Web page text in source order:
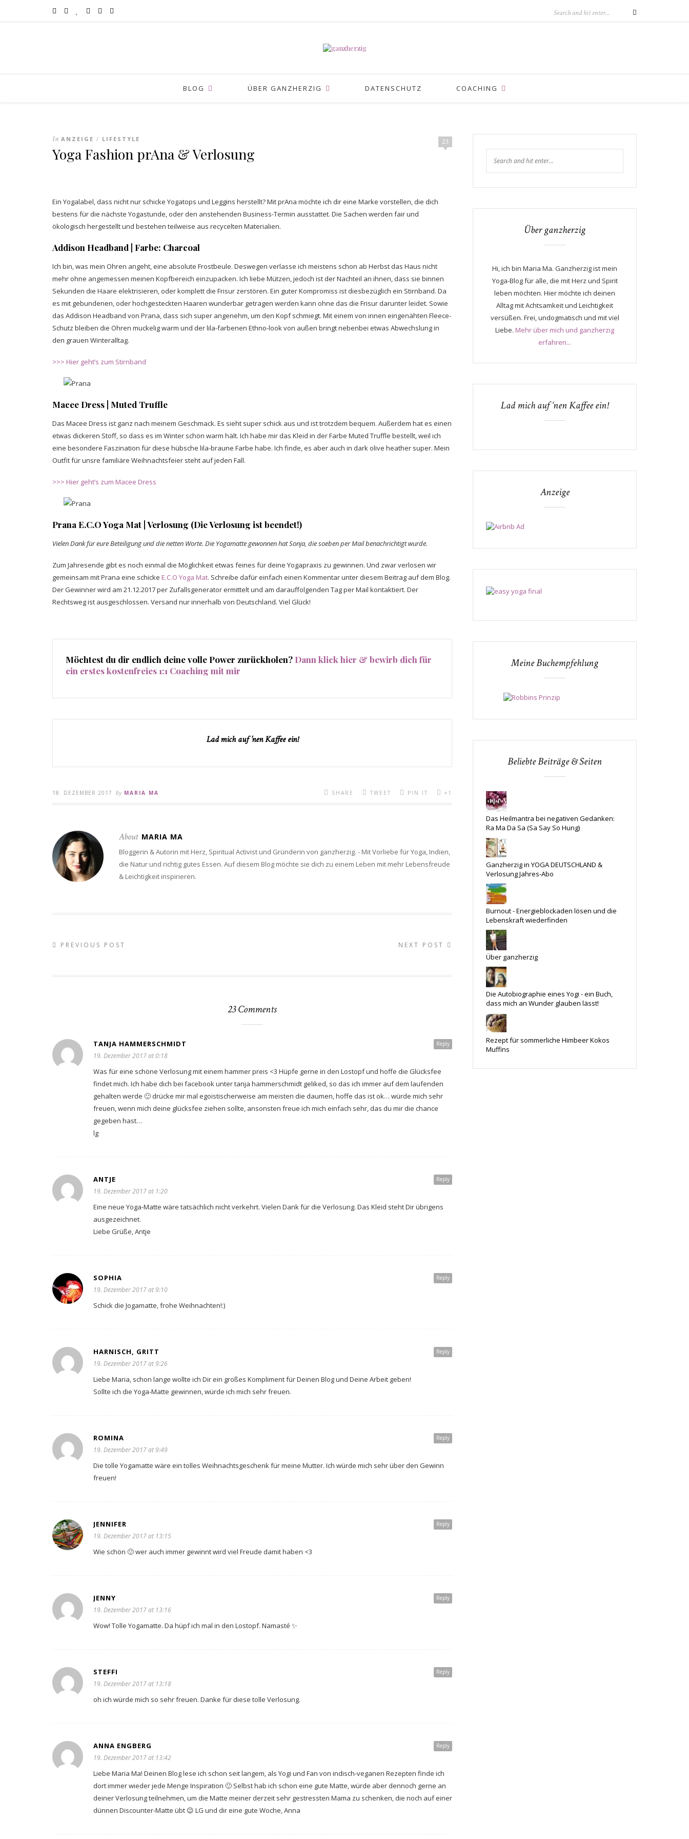
BLOG ÜBER GANZHERZIG DATENSCHUTZ COACHING
23
In ANZEIGE / LIFESTYLE
Yoga Fashion prAna & Verlosung
Ein Yogalabel, dass nicht nur schicke Yogatops und Leggins herstellt? Mit prAna möchte ich dir eine Marke vorstellen, die dich
bestens für die nächste Yogastunde, oder den anstehenden Business-Termin ausstattet. Die Sachen werden fair und
ökologisch hergestellt und bestehen teilweise aus recycelten Materialien.
Addison Headband | Farbe: Charcoal
Ich bin, was mein Ohren angeht, eine absolute Frostbeule. Deswegen verlasse ich meistens schon ab Herbst das Haus nicht
mehr ohne angemessen meinen Kopfbereich einzupacken. Ich liebe Mützen, jedoch ist der Nachteil an ihnen, dass sie binnen
Sekunden die Haare elektrisieren, oder komplett die Frisur zerstören. Ein guter Kompromiss ist diesbezüglich ein Stirnband. Da
es mit gebundenen, oder hochgesteckten Haaren wunderbar getragen werden kann ohne das die Frisur darunter leidet. Sowie
das Addison Headband von Prana, dass sich super angenehm, um den Kopf schmiegt. Mit einem von innen eingenähten Fleece-
Schutz bleiben die Ohren muckelig warm und der lila-farbenen Ethno-look von außen bringt nebenbei etwas Abwechslung in
den grauen Winteralltag.
>>> Hier geht’s zum Stirnband
Macee Dress | Muted Truffle
Das Macee Dress ist ganz nach meinem Geschmack. Es sieht super schick aus und ist trotzdem bequem. Außerdem hat es einen
etwas dickeren Stoff, so dass es im Winter schön warm hält. Ich habe mir das Kleid in der Farbe Muted Truffle bestellt, weil ich
eine besondere Faszination für diese hübsche lila-braune Farbe habe. Ich finde, es aber auch in dark olive heather super. Mein
Outfit für unsre familiäre Weihnachtsfeier steht auf jeden Fall.
>>> Hier geht’s zum Macee Dress
Prana E.C.O Yoga Mat | Verlosung (Die Verlosung ist beendet!)
Vielen Dank für eure Beteiligung und die netten Worte. Die Yogamatte gewonnen hat Sonja, die soeben per Mail benachrichtigt wurde.
Zum Jahresende gibt es noch einmal die Möglichkeit etwas feines für deine Yogapraxis zu gewinnen. Und zwar verlosen wir
gemeinsam mit Prana eine schicke E.C.O Yoga Mat. Schreibe dafür einfach einen Kommentar unter diesem Beitrag auf dem Blog.
Der Gewinner wird am 21.12.2017 per Zufallsgenerator ermittelt und am darauffolgenden Tag per Mail kontaktiert. Der
Rechtsweg ist ausgeschlossen. Versand nur innerhalb von Deutschland. Viel Glück!
Möchtest du dir endlich deine volle Power zurückholen? Dann klick hier & bewirb dich für
ein erstes kostenfreies 1:1 Coaching mit mir
Lad mich auf ’nen Kaffee ein!
18. DEZEMBER 2017 By MARIA MA SHARE TWEET PIN IT +1
About MARIA MA
Bloggerin & Autorin mit Herz, Spiritual Activist und Gründerin von ganzherzig. - Mit Vorliebe für Yoga, Indien,
die Natur und richtig gutes Essen. Auf diesem Blog möchte sie dich zu einem Leben mit mehr Lebensfreude
& Leichtigkeit inspirieren.
PREVIOUS POST NEXT POST
23 Comments
Reply
TANJA HAMMERSCHMIDT
19. Dezember 2017 at 0:18
Was für eine schöne Verlosung mit einem hammer preis <3 Hüpfe gerne in den Lostopf und hoffe die Glücksfee
findet mich. Ich habe dich bei facebook unter tanja hammerschmidt geliked, so das ich immer auf dem laufenden
gehalten werde 🙂 drücke mir mal egoistischerweise am meisten die daumen, hoffe das ist ok… würde mich sehr
freuen, wenn mich deine glücksfee ziehen sollte, ansonsten freue ich mich einfach sehr, das du mir die chance
gegeben hast…
lg
Reply
ANTJE
19. Dezember 2017 at 1:20
Eine neue Yoga-Matte wäre tatsächlich nicht verkehrt. Vielen Dank für die Verlosung. Das Kleid steht Dir übrigens
ausgezeichnet.
Liebe Grüße, Antje
Reply
SOPHIA
19. Dezember 2017 at 9:10
Schick die Jogamatte, frohe Weihnachten!:)
Reply
HARNISCH, GRITT
19. Dezember 2017 at 9:26
Liebe Maria, schon lange wollte ich Dir ein großes Kompliment für Deinen Blog und Deine Arbeit geben!
Sollte ich die Yoga-Matte gewinnen, würde ich mich sehr freuen.
Reply
ROMINA
19. Dezember 2017 at 9:49
Die tolle Yogamatte wäre ein tolles Weihnachtsgeschenk für meine Mutter. Ich würde mich sehr über den Gewinn
freuen!
Reply
JENNIFER
19. Dezember 2017 at 13:15
Wie schön 🙂 wer auch immer gewinnt wird viel Freude damit haben <3
Reply
JENNY
19. Dezember 2017 at 13:16
Wow! Tolle Yogamatte. Da hüpf ich mal in den Lostopf. Namasté ✨
Reply
STEFFI
19. Dezember 2017 at 13:18
oh ich würde mich so sehr freuen. Danke für diese tolle Verlosung.
Reply
ANNA ENGBERG
19. Dezember 2017 at 13:42
Liebe Maria Ma! Deinen Blog lese ich schon seit langem, als Yogi und Fan von indisch-veganen Rezepten finde ich
dort immer wieder jede Menge Inspiration 🙂 Selbst hab ich schon eine gute Matte, würde aber dennoch gerne an
deiner Verlosung teilnehmen, um die Matte meiner derzeit sehr gestressten Mama zu schenken, die noch auf einer
dünnen Discounter-Matte übt 😉 LG und dir eine gute Woche, Anna
Über ganzherzig
Hi, ich bin Maria Ma. Ganzherzig ist mein
Yoga-Blog für alle, die mit Herz und Spirit
leben möchten. Hier möchte ich deinen
Alltag mit Achtsamkeit und Leichtigkeit
versüßen. Frei, undogmatisch und mit viel
Liebe. Mehr über mich und ganzherzig
erfahren...
Lad mich auf ‘nen Kaffee ein!
Anzeige
Meine Buchempfehlung
Beliebte Beiträge & Seiten
Das Heilmantra bei negativen Gedanken:
Ra Ma Da Sa (Sa Say So Hung)
Ganzherzig in YOGA DEUTSCHLAND &
Verlosung Jahres-Abo
Burnout - Energieblockaden lösen und die
Lebenskraft wiederfinden
Über ganzherzig
Die Autobiographie eines Yogi - ein Buch,
dass mich an Wunder glauben lässt!
Rezept für sommerliche Himbeer Kokos
Muffins